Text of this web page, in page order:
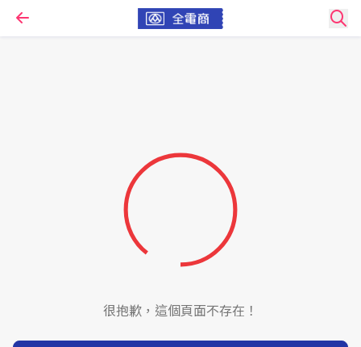
很抱歉，這個頁面不存在！